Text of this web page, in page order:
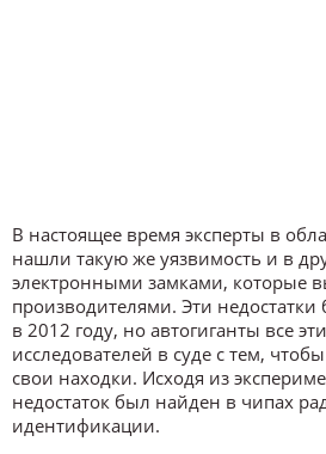
В настоящее время эксперты в
нашли такую же уязвимость и в
электронными замками, которые
производителями. Эти
в 2012 году, но автогиганты все
исследователей в суде с тем,
свои находки. Исходя из
недостаток был найден в чипах
идентификации.